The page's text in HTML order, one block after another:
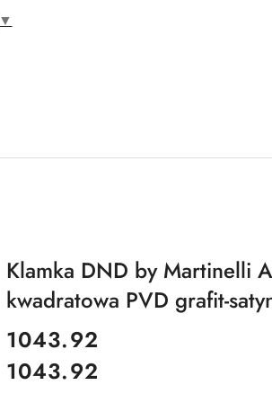
▼
Klamka DND by Martinelli
kwadratowa PVD grafit-
cena:
1043.92
Cena:
1043.92